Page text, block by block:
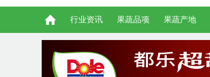
行业资讯 果蔬品项 果蔬产地